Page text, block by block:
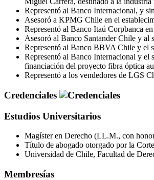
Representó al Banco Internacional, y
Asesoró a KPMG Chile en el
Representó al Banco Itaú Corpbanca
Asesoró al Banco Santander Chile y al
Representó al Banco BBVA Chile y el
Representó al Banco Internacional y
financiación del proyecto fibra óptica
Representó a los vendedores de LGS
Credenciales
Estudios Universitarios
Magíster en Derecho (LL.M., con
Título de abogado otorgado por la
Universidad de Chile, Facultad de
Membresías